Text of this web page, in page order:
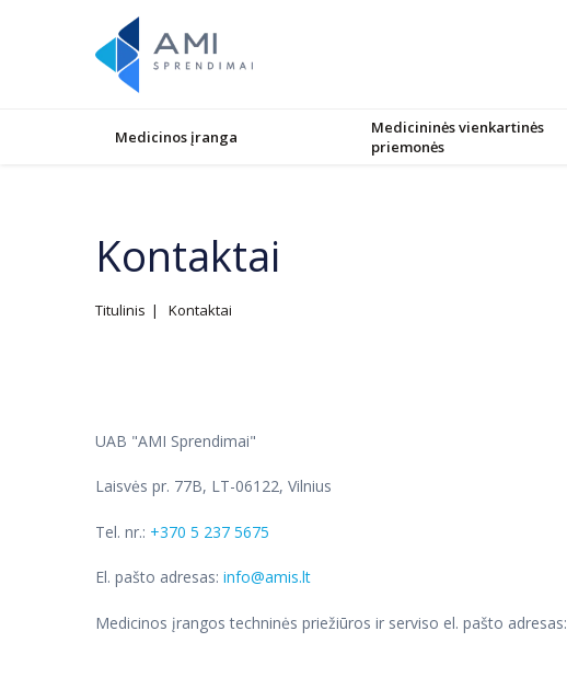
Medicinos įranga
Medicininės vienkartinės
priemonės
Kontaktai
Titulinis Kontaktai
UAB "AMI Sprendimai"
Laisvės pr. 77B, LT-06122, Vilnius
Tel. nr.: +370 5 237 5675
El. pašto adresas: info@amis.lt
Medicinos įrangos techninės priežiūros ir serviso el. pašto adresas: